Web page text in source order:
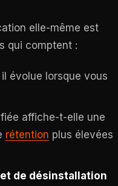
elle-même est
qui comptent :
évolue lorsque vous
affiche-t-elle une
rétention plus élevées
de désinstallation